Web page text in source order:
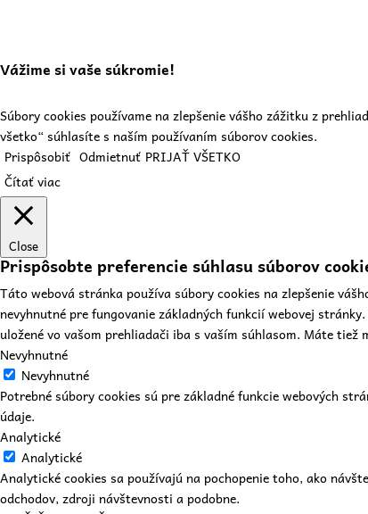
Vážime si vaše súkromie!
Súbory cookies používame na zlepšenie vášho zážitku z
všetko“ súhlasíte s naším používaním súborov cookies.
Prispôsobiť Odmietnuť PRIJAŤ VŠETKO
Čítať viac
Close
Prispôsobte preferencie súhlasu súborov
Táto webová stránka používa súbory cookies na zlepšenie
nevyhnutné pre fungovanie základných funkcií webovej
uložené vo vašom prehliadači iba s vaším súhlasom. Máte
Nevyhnutné
Nevyhnutné
Potrebné súbory cookies sú pre základné funkcie webových
údaje.
Analytické
Analytické
Analytické cookies sa používajú na pochopenie toho, ako
odchodov, zdroji návštevnosti a podobne.